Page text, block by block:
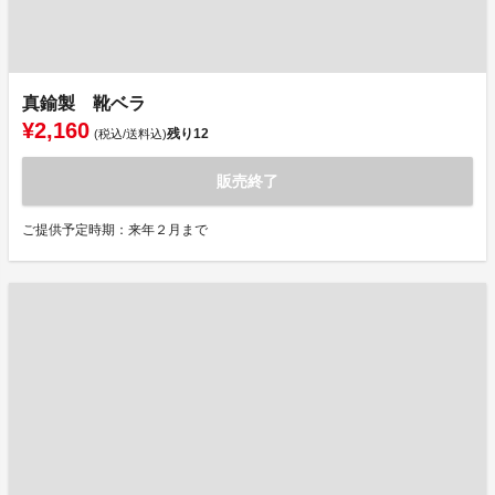
真鍮製 靴ベラ
¥2,160 (税込/送料込)残り12
販売終了
ご提供予定時期：来年２月まで